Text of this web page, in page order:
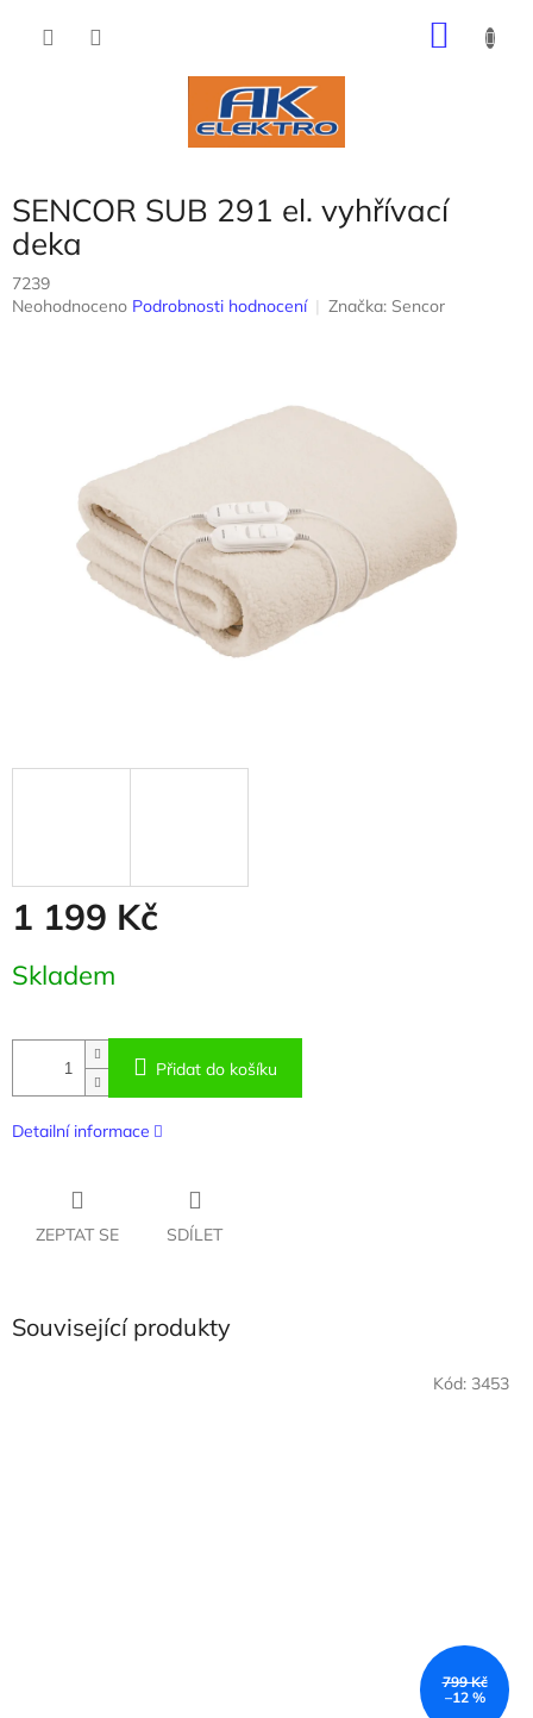
SENCOR SUB 291 el. vyhřívací
deka
7239
Průměrné
Neohodnoceno Podrobnosti hodnocení Značka: Sencor
1 199 Kč
cena:
Skladem
Přidat do košíku
Detailní informace
ZEPTAT SE SDÍLET
Související produkty
799 Kč
–12 %
Kód: 3453